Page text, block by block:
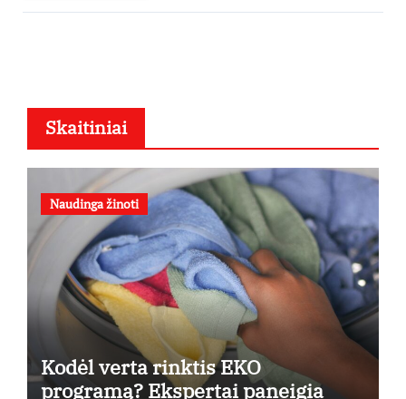
Skaitiniai
Naudinga žinoti
Kodėl verta rinktis EKO
programą? Ekspertai paneigia